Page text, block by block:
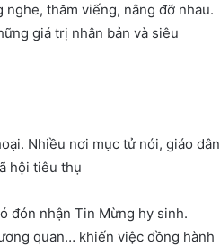
thăm viếng, nâng đỡ nhau.
giá trị nhân bản và siêu
Nhiều nơi mục tử nói, giáo dân
hội tiêu thụ
đón nhận Tin Mừng hy sinh.
quan… khiến việc đồng hành